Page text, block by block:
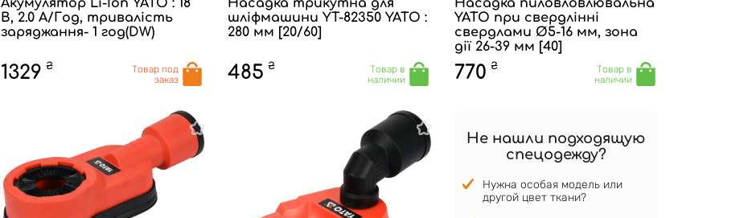
Акумулятор Li-Ion YATO : 18
В, 2.0 А/Год, тривалість
заряджання- 1 год(DW)
1329 ₴
Товар под
заказ
Насадка трикутна для
шліфмашини YT-82350 YATO :
280 мм [20/60]
485 ₴
Товар в
наличии
Насадка пиловловлювальна
YATO при свердлінні
свердлами Ø5-16 мм, зона
дії 26-39 мм [40]
770 ₴
Товар в
наличии
Не нашли подходящую
спецодежду?
Нужна особая модель или
другой цвет ткани?